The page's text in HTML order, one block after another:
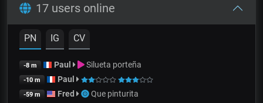
17 users online
PN IG CV
-8 m Paul Silueta porteña
-10 m Paul
-59 m Fred Que pinturita